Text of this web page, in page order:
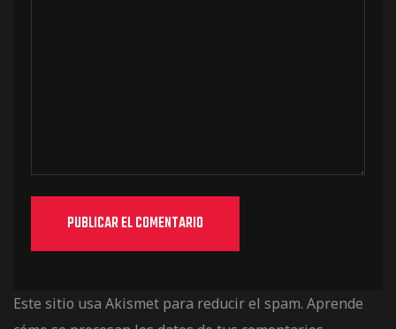
Este sitio usa Akismet para reducir el spam. Aprende